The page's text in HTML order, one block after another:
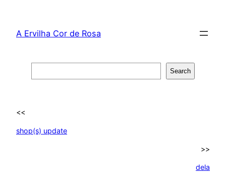
content
A Ervilha Cor de Rosa
Search
<<
shop(s) update
>>
dela